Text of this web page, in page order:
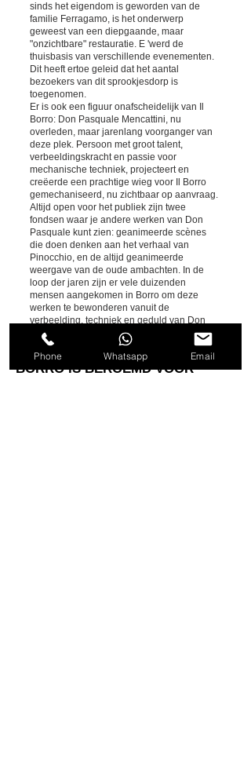
sinds het eigendom is geworden van de
familie Ferragamo, is het onderwerp
geweest van een diepgaande, maar
"onzichtbare" restauratie. E 'werd de
thuisbasis van verschillende evenementen.
Dit heeft ertoe geleid dat het aantal
bezoekers van dit sprookjesdorp is
toegenomen.
Er is ook een figuur onafscheidelijk van Il
Borro: Don Pasquale Mencattini, nu
overleden, maar jarenlang voorganger van
deze plek. Persoon met groot talent,
verbeeldingskracht en passie voor
mechanische techniek, projecteert en
creëerde een prachtige wieg voor Il Borro
gemechaniseerd, nu zichtbaar op aanvraag.
Altijd open voor het publiek zijn twee
fondsen waar je andere werken van Don
Pasquale kunt zien: geanimeerde scènes
die doen denken aan het verhaal van
Pinocchio, en de altijd geanimeerde
weergave van de oude ambachten. In de
loop der jaren zijn er vele duizenden
mensen aangekomen in Borro om deze
werken te bewonderen vanuit de
verbeelding, techniek en geduld van Don
Pasquale, en liefde voor de plaats waar hij
predikant was.
BORRO IS BEROEMD VOOR
Phone Whatsapp Email